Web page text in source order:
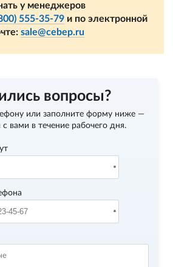
у менеджеров
555-35-79 и по электронной
sale@cebep.ru
вопросы?
или заполните форму ниже —
вами в течение рабочего дня.